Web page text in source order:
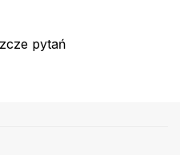
pytań